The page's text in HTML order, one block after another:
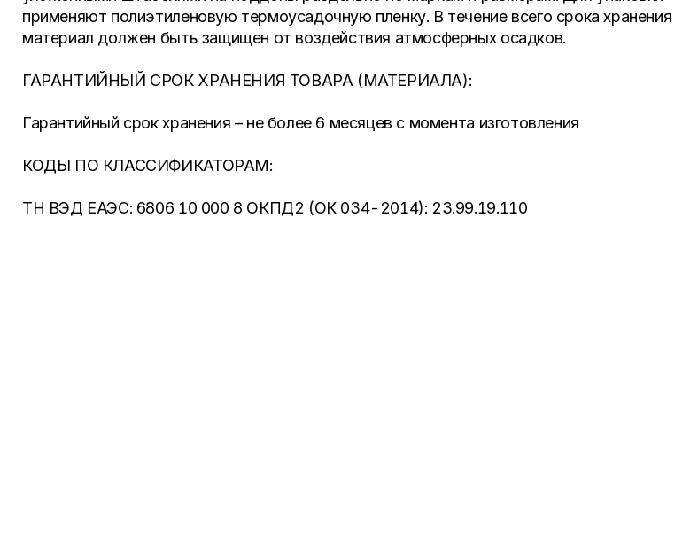
применяют полиэтиленовую термоусадочную пленку. В течение всего срока хранения
материал должен быть защищен от воздействия атмосферных осадков.
ГАРАНТИЙНЫЙ СРОК ХРАНЕНИЯ ТОВАРА (МАТЕРИАЛА):
Гарантийный срок хранения – не более 6 месяцев с момента изготовления
КОДЫ ПО КЛАССИФИКАТОРАМ:
ТН ВЭД ЕАЭС: 6806 10 000 8 ОКПД2 (ОК 034-2014): 23.99.19.110